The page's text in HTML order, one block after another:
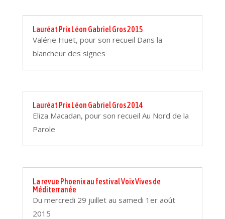
Lauréat Prix Léon Gabriel Gros 2015
Valérie Huet, pour son recueil Dans la
blancheur des signes
Lauréat Prix Léon Gabriel Gros 2014
Eliza Macadan, pour son recueil Au Nord de la
Parole
La revue Phoenix au festival Voix Vives de
Méditerranée
Du mercredi 29 juillet au samedi 1er août
2015